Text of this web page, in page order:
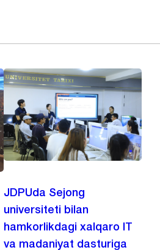
JDPUda Sejong
universiteti bilan
hamkorlikdagi xalqaro IT
va madaniyat dasturiga